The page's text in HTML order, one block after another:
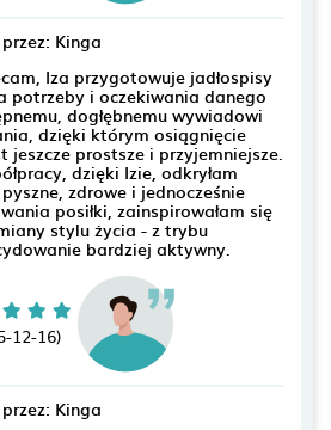
Kinga
Iza przygotowuje jadłospisy
potrzeby i oczekiwania danego
dogłębnemu wywiadowi
dzięki którym osiągnięcie
jeszcze prostsze i przyjemniejsze.
dzięki Izie, odkryłam
zdrowe i jednocześnie
posiłki, zainspirowałam się
stylu życia - z trybu
bardziej aktywny.
12-16)
Kinga